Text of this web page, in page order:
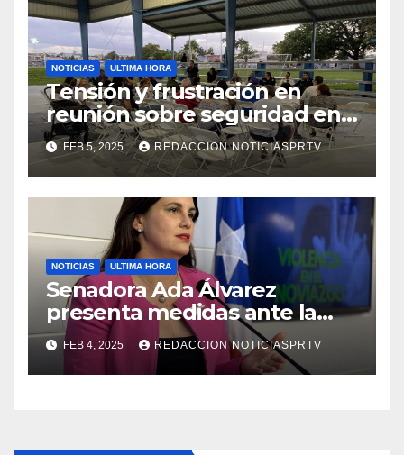
NOTICIAS ULTIMA HORA
Tensión y frustración en
reunión sobre seguridad en
Reparto Metropolitano
FEB 5, 2025 REDACCION NOTICIASPRTV
NOTICIAS ULTIMA HORA
Senadora Ada Álvarez
presenta medidas ante la
violencia en el noviazgo
FEB 4, 2025 REDACCION NOTICIASPRTV